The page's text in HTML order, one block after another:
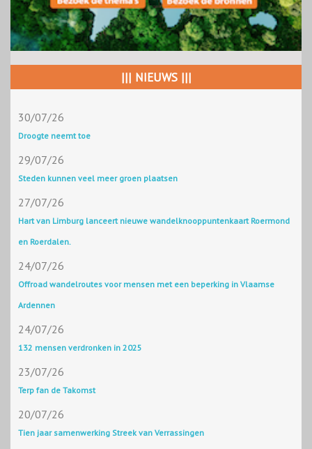
||| NIEUWS |||
30/07/26
Droogte neemt toe
29/07/26
Steden kunnen veel meer groen plaatsen
27/07/26
Hart van Limburg lanceert nieuwe wandelknooppuntenkaart Roermond
en Roerdalen.
24/07/26
Offroad wandelroutes voor mensen met een beperking in Vlaamse
Ardennen
24/07/26
132 mensen verdronken in 2025
23/07/26
Terp fan de Takomst
20/07/26
Tien jaar samenwerking Streek van Verrassingen